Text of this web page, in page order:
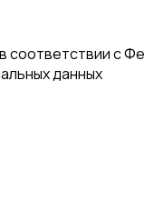
соответствии с
данных